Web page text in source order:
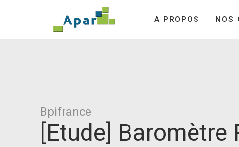
A PROPOS NOS
Bpifrance
[Etude] Baromètre